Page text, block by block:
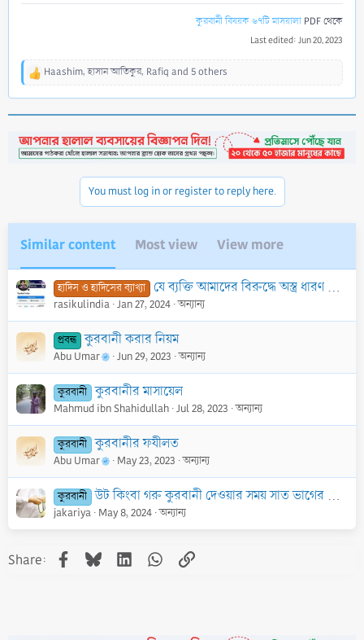
কুরবানী বিষয়ক ৬৭টি মাসয়ালা PDF থেকে
Last edited: Jun 20, 2023
R
t
i
Haashim,হাসান আতিকুর, Rafiq and 5 others
You must log in or register to reply here.
Similar content Most view View more
হাদিস ও হাদিসের ব্যাখ্যা যে ব্যক্তি আমাদের বিরুদ্ধে অস্ত্র ধারণ করবে সে আমাদের অন্তর্ভুক্ত নয়
rasikulindia Jan 27, 2024 অন্যান্য
প্রবন্ধ কুরবানী করার নিয়ম
Abu Umar Jun 29, 2023 অন্যান্য
কুরবানী কুরবানীর মাসায়েল
Mahmud ibn Shahidullah Jul 28, 2023 অন্যান্য
কুরবানী কুরবানীর ফযীলত
Abu Umar May 23, 2023 অন্যান্য
কুরবানী উট কিংবা গরু কুরবানী দেওয়ার সময় সাত ভাগের কোনো ভাগে আক্বীকা উদ্দেশ্য করা
jakariya May 8, 2024 অন্যান্য
Share: Facebook
BlueskyLinkedInWhatsApp
Link